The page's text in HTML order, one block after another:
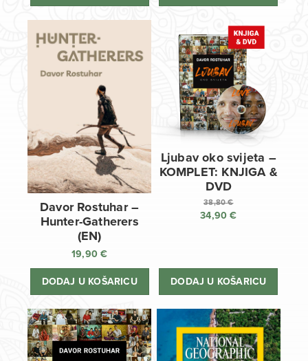
Davor Rostuhar –
Hunter-Gatherers
(EN)
19,90€
DODAJ U KOŠARICU
Ljubav oko svijeta –
KOMPLET: KNJIGA &
DVD
38,80€
Izvorna
38,80 €.
34,90€
34,90 €.
DODAJ U KOŠARICU